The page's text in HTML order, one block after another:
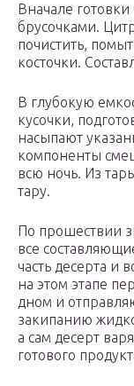
Вначале
брусочками.
почистить,
косточки.
В глубокую
кусочки,
насыпают
компоненты
всю ночь. Из
тару.
По прошествии
все
часть десерта и
на этом этапе
дном и
закипанию
а сам десерт
готового